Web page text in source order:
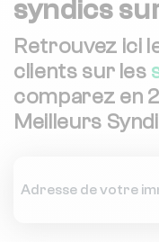
syndics
Retrouvez ici
clients sur les
comparez en
Meilleurs